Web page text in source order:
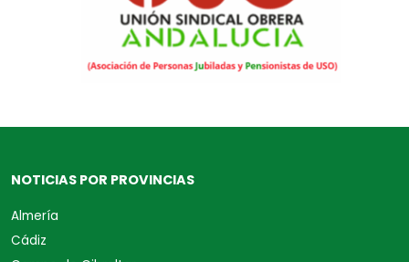
NOTICIAS POR PROVINCIAS
Almería
Cádiz